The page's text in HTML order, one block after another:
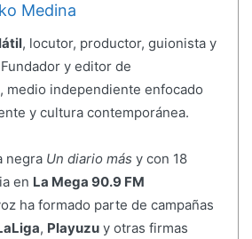
Medina
, locutor, productor, guionista y
y editor de
, medio independiente enfocado
y cultura contemporánea.
negra Un diario más y con 18
en La Mega 90.9 FM
ha formado parte de campañas
, Playuzuy otras firmas